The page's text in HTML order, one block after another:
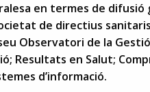
en termes de difusió
de directius
Observatori de la
Resultats en Salut;
d’informació.